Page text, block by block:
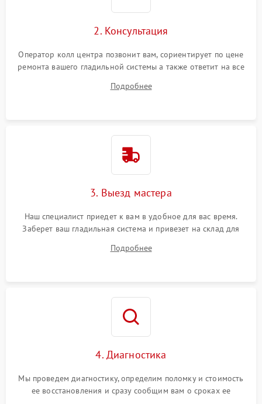
2. Консультация
Оператор колл центра позвонит вам, сориентирует по цене
ремонта вашего гладильной системы а также ответит на все
Подробнее
3. Выезд мастера
Наш специалист приедет к вам в удобное для вас время.
Заберет ваш гладильная система и привезет на склад для
Подробнее
4. Диагностика
Мы проведем диагностику, определим поломку и стоимость
ее восстановления и сразу сообщим вам о сроках ее